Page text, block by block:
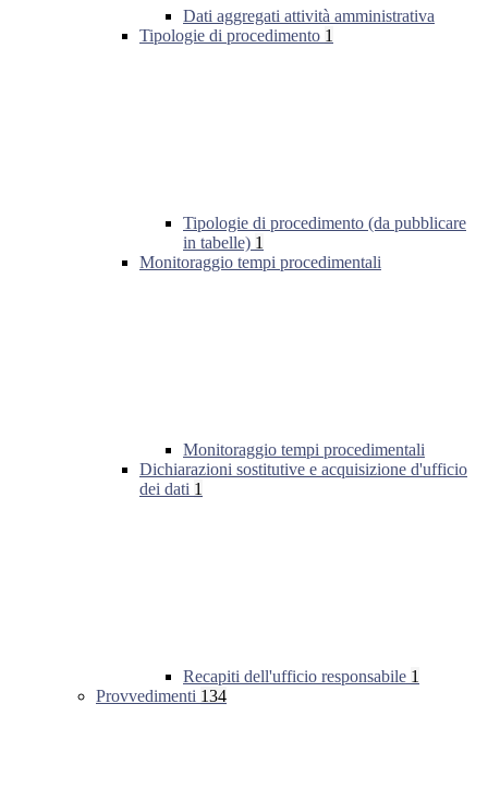
Dati aggregati attività amministrativa
Tipologie di procedimento 1
Tipologie di procedimento (da pubblicare
in tabelle) 1
Monitoraggio tempi procedimentali
Monitoraggio tempi procedimentali
Dichiarazioni sostitutive e acquisizione d'ufficio
dei dati 1
Recapiti dell'ufficio responsabile 1
Provvedimenti 134